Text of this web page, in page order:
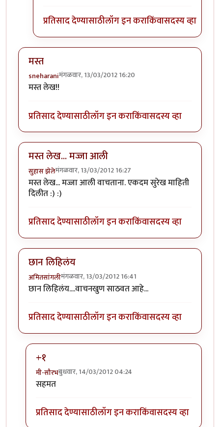
प्रतिसाद देण्यासाठीलॉग इन कराकिंवासदस्य व्हा
मस्त
sneharaniमंगळवार, 13/03/2012 16:20
मस्त लेख!!
प्रतिसाद देण्यासाठीलॉग इन कराकिंवासदस्य व्हा
मस्त लेख... मज्जा आली
सुहास झेलेमंगळवार, 13/03/2012 16:27
मस्त लेख... मज्जा आली वाचताना. एकदम सुरेख माहिती
दिलीत :) :)
प्रतिसाद देण्यासाठीलॉग इन कराकिंवासदस्य व्हा
छान लिहिलंय
अमितसांगलीमंगळवार, 13/03/2012 16:41
छान लिहिलंय....वाचनखुण साठवत आहे...
प्रतिसाद देण्यासाठीलॉग इन कराकिंवासदस्य व्हा
+१
मी-सौरभबुधवार, 14/03/2012 04:24
In reply to
सहमत
प्रतिसाद देण्यासाठीलॉग इन कराकिंवासदस्य व्हा